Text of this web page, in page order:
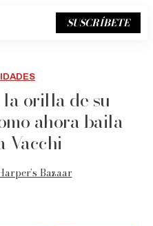
SUSCRÍBETE
la orilla de su
ahora baila
Vacchi
Bazaar